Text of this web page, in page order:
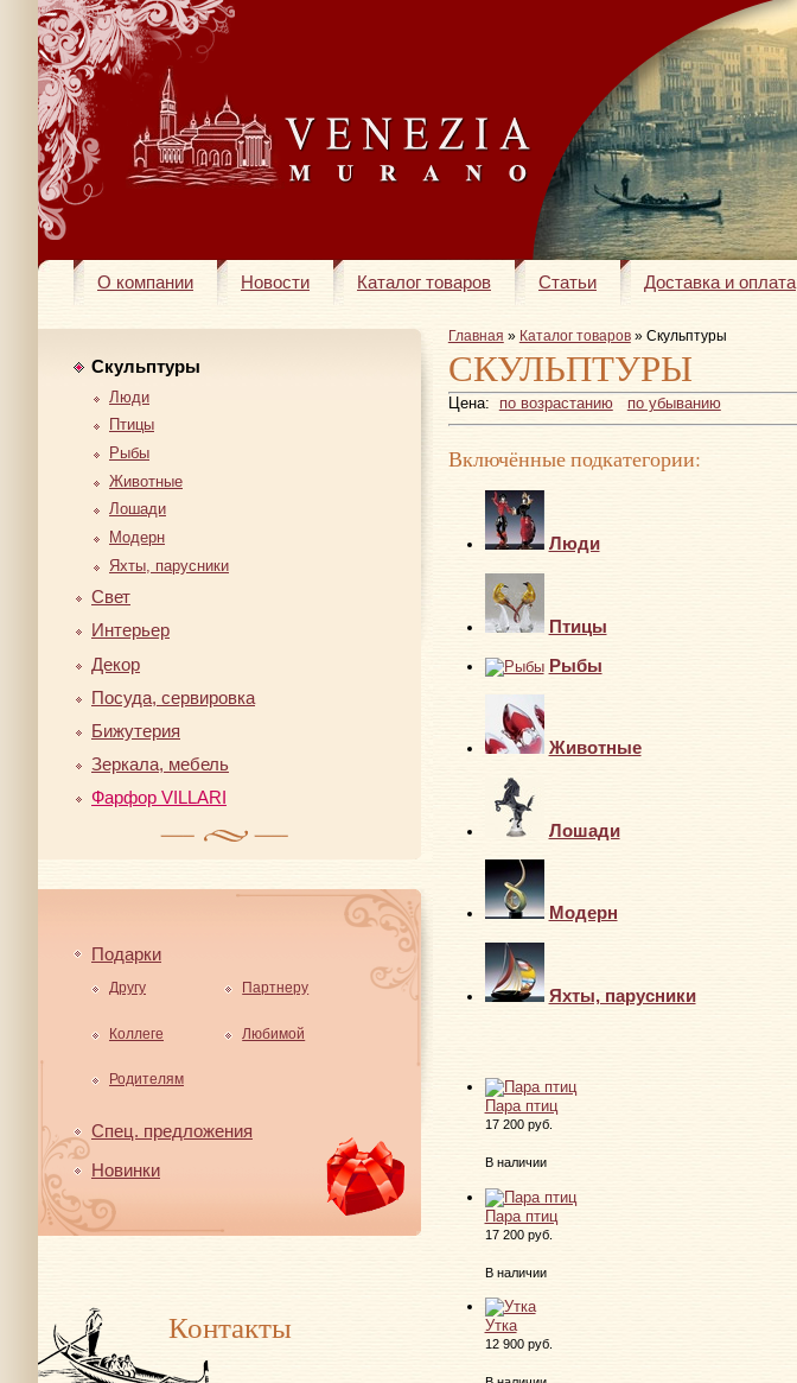
О компании Новости Каталог товаров Статьи Доставка и оплата
Скульптуры
Люди
Птицы
Рыбы
Животные
Лошади
Модерн
Яхты, парусники
Свет
Интерьер
Декор
Посуда, сервировка
Бижутерия
Зеркала, мебель
Фарфор VILLARI
Подарки
Другу Партнеру
Коллеге Любимой
Родителям
Спец. предложения
Новинки
Контакты
Главная » Каталог товаров» Скульптуры
СКУЛЬПТУРЫ
Цена: по возрастанию по убыванию
Включённые подкатегории:
Люди
Птицы
Рыбы
Животные
Лошади
Модерн
Яхты, парусники
Пара птиц
17 200 руб.
В наличии
Пара птиц
17 200 руб.
В наличии
Утка
12 900 руб.